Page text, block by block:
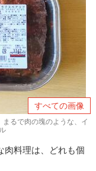
すべての画像
るで肉の塊のような、イ
肉料理は、どれも個